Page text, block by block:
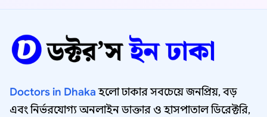
Doctors in Dhakaহলো ঢাকার সবচেয়ে জনপ্রিয়, বড়
এবং নির্ভরযোগ্য অনলাইন ডাক্তার ও হাসপাতাল ডিরেক্টরি,